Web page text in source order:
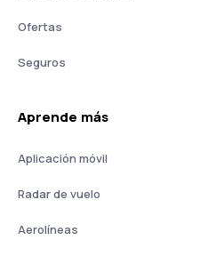
Ofertas
Seguros
Aprende más
Aplicación móvil
Radar de vuelo
Aerolíneas